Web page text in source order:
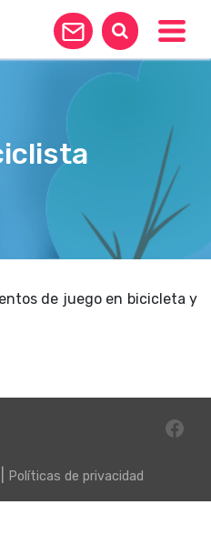
de juego en bicicleta y
Políticas de privacidad